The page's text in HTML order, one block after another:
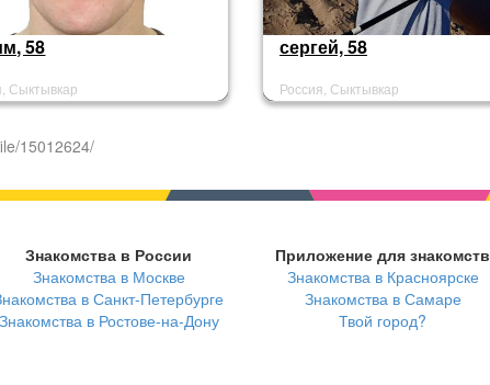
58
Сыктывкар
сергей, 58
Россия, Сыктывкар
15012624/
Знакомства в России
Знакомства в Москве
в Санкт-Петербурге
Знакомства в Ростове-на-Дону
Приложение для знакомств
Знакомства в Красноярске
Знакомства в Самаре
Твой город?